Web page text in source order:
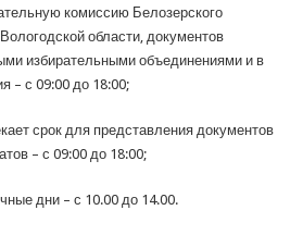
комиссию Белозерского
области, документов
избирательными объединениями и в
– с 09:00 до 18:00;
срок для представления документов
– с 09:00 до 18:00;
дни – с 10.00 до 14.00.